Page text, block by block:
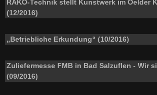
RAKO-Technik stellt Kunstwerk im Oelder
(12/2016)
„Betriebliche Erkundung“ (10/2016)
Zuliefermesse FMB in Bad Salzuflen - Wir
(09/2016)